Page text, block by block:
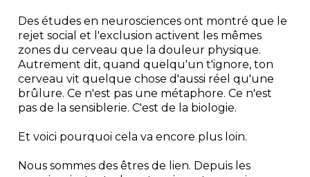
Des études en neurosciences ont montré que le
rejet social et l'exclusion activent les mêmes
zones du cerveau que la douleur physique.
Autrement dit, quand quelqu'un t'ignore, ton
cerveau vit quelque chose d'aussi réel qu'une
brûlure. Ce n'est pas une métaphore. Ce n'est
pas de la sensiblerie. C'est de la biologie.
Et voici pourquoi cela va encore plus loin.
Nous sommes des êtres de lien. Depuis les